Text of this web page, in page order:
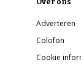
Over ons
Adverteren
Colofon
Cookie